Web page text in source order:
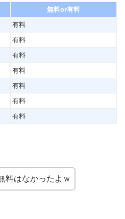
無料or有料
有料
有料
有料
有料
有料
有料
有料
料はなかったよｗ